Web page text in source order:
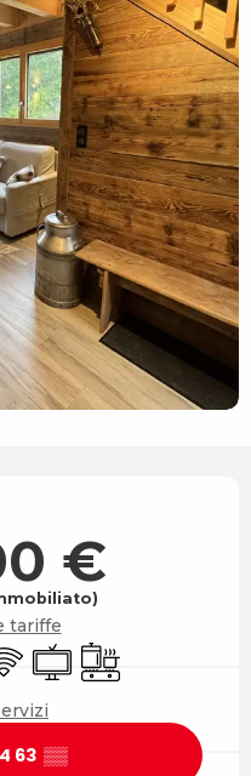
€
tariffe
Fi TelevisionePiano di cottura
63 ▒▒